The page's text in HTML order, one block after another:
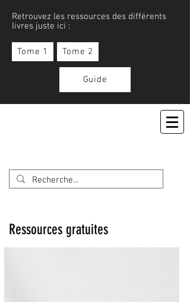
Retrouvez les ressources des différents
livres juste ici :
Tome 1 Tome 2
Guide
Ressources gratuites